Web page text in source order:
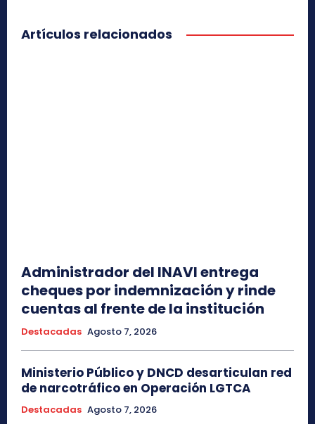
Artículos relacionados
Administrador del INAVI entrega
cheques por indemnización y rinde
cuentas al frente de la institución
Destacadas Agosto 7, 2026
Ministerio Público y DNCD desarticulan red
de narcotráfico en Operación LGTCA
Destacadas Agosto 7, 2026